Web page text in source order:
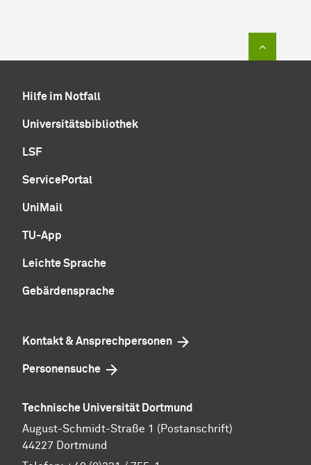
Hilfe im Notfall
Universitätsbibliothek
LSF
ServicePortal
UniMail
TU-App
Leichte Sprache
Gebärdensprache
Kontakt & Ansprechpersonen
Personensuche
Technische Universität Dortmund
August-Schmidt-Straße 1 (Postanschrift)
44227 Dortmund